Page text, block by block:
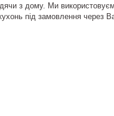
з дому. Ми
під замовлення через